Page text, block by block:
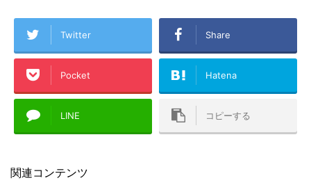
Twitter Share
Pocket Hatena
LINE コピーする
関連コンテンツ